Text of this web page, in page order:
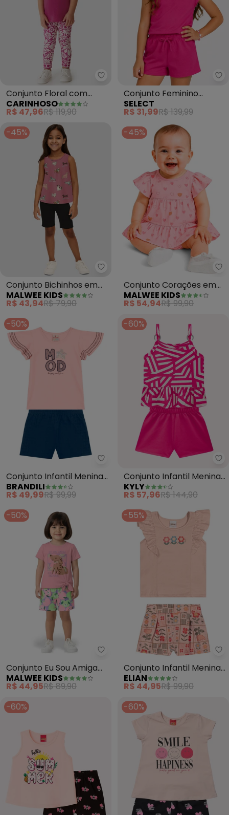
Carinhoso - Conjunto Floral
Conjunto Floral com
Lantejoula (Rosa Escuro)
CARINHOSO
R$ 47,96R$ 119,90
Conjunto Feminino
Infantil Blusa e Short
(Rosa)
SELECT
R$ 31,99R$ 139,99
-45%
Malwee Kids - Conjunto
Conjunto Bichinhos em
Malha (Rosê)
MALWEE KIDS
R$ 43,94R$ 79,90
-45%
Conjunto Corações em
Cotton (Rosa)
MALWEE KIDS
R$ 54,94R$ 99,90
-50%
Brandili - Conjunto Infantil
Conjunto Infantil Menina
Brilhante (Rosa)
BRANDILI
R$ 49,99R$ 99,99
-60%
Conjunto Infantil Menina
Formas Geométricas
(Rosa)
KYLY
R$ 57,96R$ 144,90
-50%
Malwee Kids - Conjunto Eu Sou
Conjunto Eu Sou Amiga
dos Animais (Rosa Claro)
MALWEE KIDS
R$ 44,95R$ 89,90
-55%
Conjunto Infantil Menina
Floral Babados (Rosa)
ELIAN
R$ 44,95R$ 99,90
-60%
-60%